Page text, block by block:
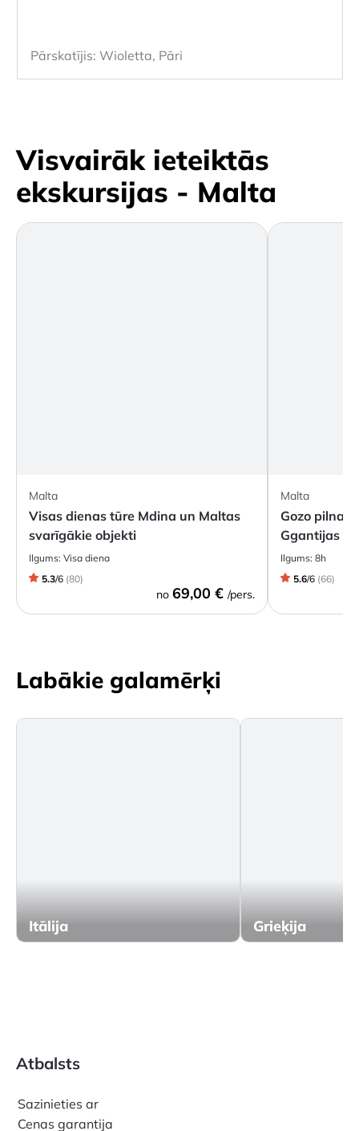
Pārskatījis: Wioletta, Pāri
Visvairāk ieteiktās
ekskursijas - Malta
Malta
Visas dienas tūre Mdina un Maltas
svarīgākie objekti
Ilgums: Visa diena
5.3/6 (80)
no 69,00 € /pers.
Malta
Gozo pilnas
Ggantijas
Ilgums: 8h
5.6/6 (66)
Labākie galamērķi
Itālija Grieķija
Atbalsts
Sazinieties ar
Cenas garantija